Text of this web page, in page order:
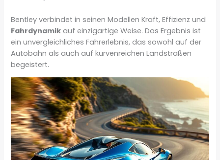
Bentley verbindet in seinen Modellen Kraft, Effizienz und
Fahrdynamik auf einzigartige Weise. Das Ergebnis ist
ein unvergleichliches Fahrerlebnis, das sowohl auf der
Autobahn als auch auf kurvenreichen Landstraßen
begeistert.